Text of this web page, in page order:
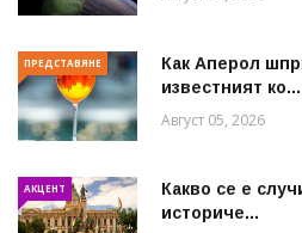
ПРЕДСТАВЯНЕ
Как Аперол
известният ко...
Август 05, 2026
АКЦЕНТ
Какво се е
историче...